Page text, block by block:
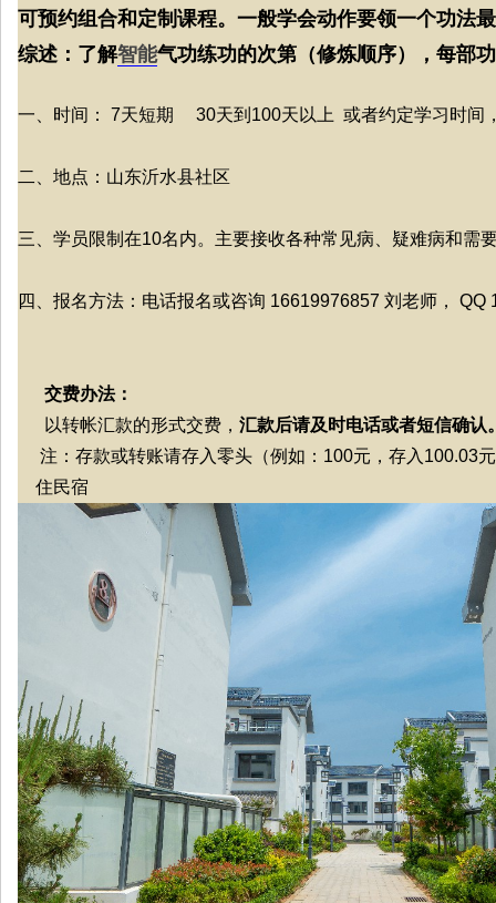
可预约组合和定制课程。一般学会动作要领一个功法
综述：了解智能气功练功的次第（修炼顺序），每部
一、时间： 7天短期 30天到100天以上 或者约定学习时间
二、地点：山东沂水县社区
三、学员限制在10名内。主要接收各种常见病、疑难病和需
四、报名方法：电话报名或咨询 16619976857 刘老师， QQ
交费办法：
以转帐汇款的形式交费， 汇款后请及时电话或者短信确认
注：存款或转账请存入零头（例如：100元，存入100.03
住民宿